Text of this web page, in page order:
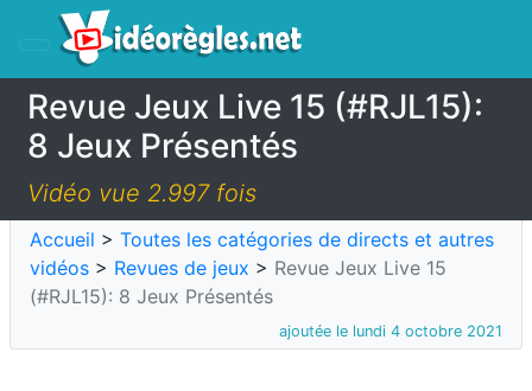
Revue Jeux Live 15 (#RJL15):
8 Jeux Présentés
Vidéo vue 2.997 fois
Accueil > Toutes les catégories de directs et autres
vidéos > Revues de jeux > Revue Jeux Live 15
(#RJL15): 8 Jeux Présentés
ajoutée le lundi 4 octobre 2021